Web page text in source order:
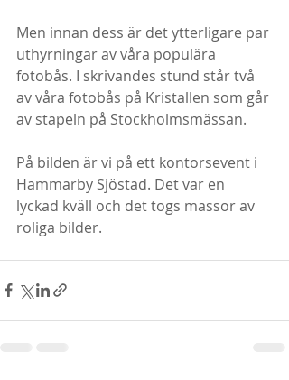
Men innan dess är det ytterligare par
uthyrningar av våra populära
fotobås. I skrivandes stund står två
av våra fotobås på Kristallen som går
av stapeln på Stockholmsmässan.
På bilden är vi på ett kontorsevent i
Hammarby Sjöstad. Det var en
lyckad kväll och det togs massor av
roliga bilder.